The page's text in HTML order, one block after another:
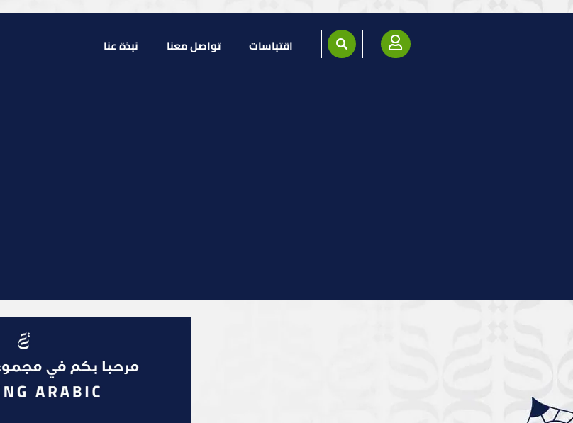
نبذة عنا تواصل معنا اقتباسات